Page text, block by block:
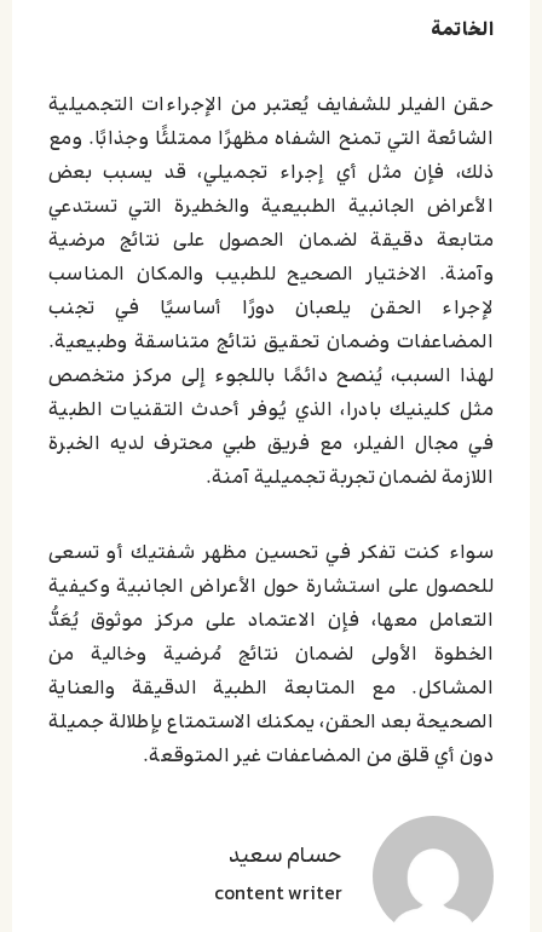
الخاتمة
حقن الفيلر للشفايف يُعتبر من الإجراءات التجميلية
الشائعة التي تمنح الشفاه مظهرًا ممتلئًا وجذابًا. ومع
ذلك، فإن مثل أي إجراء تجميلي، قد يسبب بعض
الأعراض الجانبية الطبيعية والخطيرة التي تستدعي
متابعة دقيقة لضمان الحصول على نتائج مرضية
وآمنة. الاختيار الصحيح للطبيب والمكان المناسب
لإجراء الحقن يلعبان دورًا أساسيًا في تجنب
المضاعفات وضمان تحقيق نتائج متناسقة وطبيعية.
لهذا السبب، يُنصح دائمًا باللجوء إلى مركز متخصص
مثل كلينيك بادرا، الذي يُوفر أحدث التقنيات الطبية
في مجال الفيلر، مع فريق طبي محترف لديه الخبرة
اللازمة لضمان تجربة تجميلية آمنة.
سواء كنت تفكر في تحسين مظهر شفتيك أو تسعى
للحصول على استشارة حول الأعراض الجانبية وكيفية
التعامل معها، فإن الاعتماد على مركز موثوق يُعَدُّ
الخطوة الأولى لضمان نتائج مُرضية وخالية من
المشاكل. مع المتابعة الطبية الدقيقة والعناية
الصحيحة بعد الحقن، يمكنك الاستمتاع بإطلالة جميلة
دون أي قلق من المضاعفات غير المتوقعة.
حسام سعید
content writer